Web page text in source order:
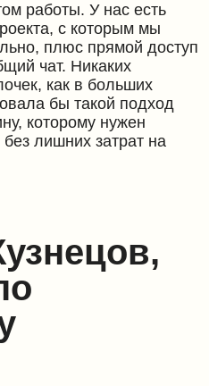
работы. У нас есть
с которым мы
плюс прямой доступ
чат. Никаких
как в больших
бы такой подход
которому нужен
лишних затрат на